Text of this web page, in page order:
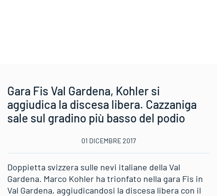
Gara Fis Val Gardena, Kohler si
aggiudica la discesa libera. Cazzaniga
sale sul gradino più basso del podio
01 DICEMBRE 2017
Doppietta svizzera sulle nevi italiane della Val
Gardena. Marco Kohler ha trionfato nella gara Fis in
Val Gardena, aggiudicandosi la discesa libera con il